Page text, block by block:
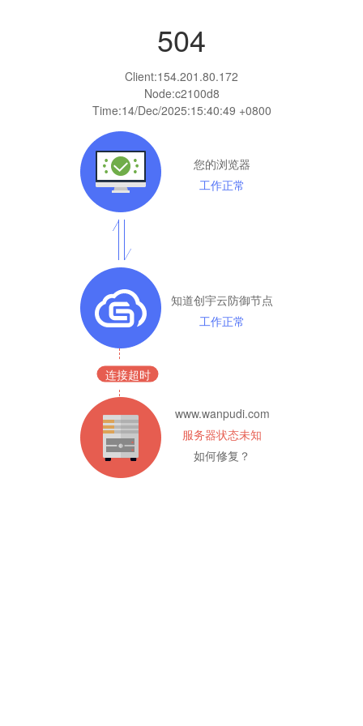
504
Client:154.201.80.172
Node:c2100d8
Time:14/Dec/2025:15:40:49 +0800
您的浏览器
工作正常
知道创宇云防御节点
工作正常
连接超时
www.wanpudi.com
服务器状态未知
如何修复？